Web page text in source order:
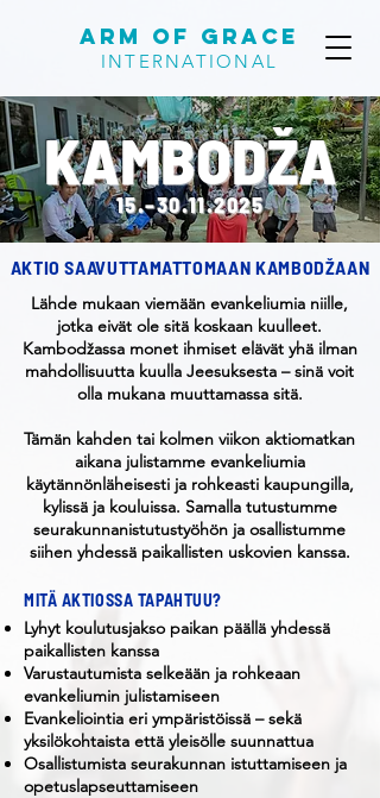
Arm of Grace
INTERNATIONAL
KAMBODŽA
15.–30.11.2025
AKTIO SAAVUTTAMATTOMAAN KAMBODŽAAN
Lähde mukaan viemään evankeliumia niille,
jotka eivät ole sitä koskaan kuulleet.
Kambodžassa monet ihmiset elävät yhä ilman
mahdollisuutta kuulla Jeesuksesta – sinä voit
olla mukana muuttamassa sitä.
Tämän kahden tai kolmen viikon aktiomatkan
aikana julistamme evankeliumia
käytännönläheisesti ja rohkeasti kaupungilla,
kylissä ja kouluissa. Samalla tutustumme
seurakunnanistutustyöhön ja osallistumme
siihen yhdessä paikallisten uskovien kanssa.
MITÄ AKTIOSSA TAPAHTUU?
Lyhyt koulutusjakso paikan päällä yhdessä
paikallisten kanssa
Varustautumista selkeään ja rohkeaan
evankeliumin julistamiseen
Evankeliointia eri ympäristöissä – sekä
yksilökohtaista että yleisölle suunnattua
Osallistumista seurakunnan istuttamiseen ja
opetuslapseuttamiseen